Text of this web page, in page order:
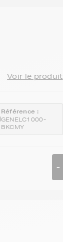
Voir le produit
Référence :
GENELC1000-
BKCMY
-